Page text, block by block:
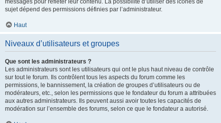
messages pour refléter leur contenu. La possibilité d’utiliser des icônes de
sujet dépend des permissions définies par l’administrateur.
Haut
Niveaux d’utilisateurs et groupes
Que sont les administrateurs ?
Les administrateurs sont les utilisateurs qui ont le plus haut niveau de contrôle
sur tout le forum. Ils contrôlent tous les aspects du forum comme les
permissions, le bannissement, la création de groupes d’utilisateurs ou de
modérateurs, etc., selon les permissions que le fondateur du forum a attribuées
aux autres administrateurs. Ils peuvent aussi avoir toutes les capacités de
modération sur l’ensemble des forums, selon ce que le fondateur a autorisé.